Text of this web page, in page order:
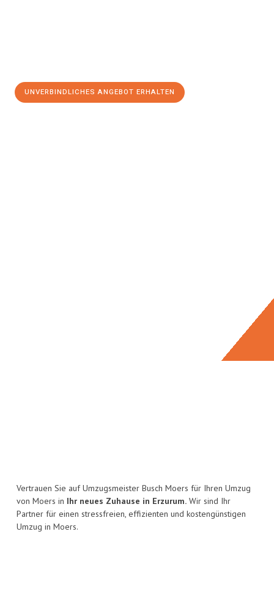
UNVERBINDLICHES ANGEBOT ERHALTEN
Vertrauen Sie auf Umzugsmeister Busch Moers für Ihren Umzug
von Moers in Ihr neues Zuhause in Erzurum. Wir sind Ihr
Partner für einen stressfreien, effizienten und kostengünstigen
Umzug in Moers.